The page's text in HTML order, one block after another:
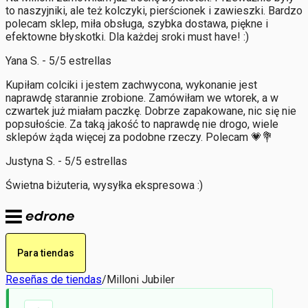
to naszyjniki, ale też kolczyki, pierścionek i zawieszki. Bardzo
polecam sklep, miła obsługa, szybka dostawa, piękne i
efektowne błyskotki. Dla każdej sroki must have! :)
Yana S. - 5/5 estrellas
Kupiłam colciki i jestem zachwycona, wykonanie jest
naprawdę starannie zrobione. Zamówiłam we wtorek, a w
czwartek już miałam paczkę. Dobrze zapakowane, nic się nie
popsułoście. Za taką jakość to naprawdę nie drogo, wiele
sklepów żąda więcej za podobne rzeczy. Polecam 💗💐
Justyna S. - 5/5 estrellas
Świetna biżuteria, wysyłka ekspresowa :)
Para tiendas
Reseñas de tiendas/Milloni Jubiler